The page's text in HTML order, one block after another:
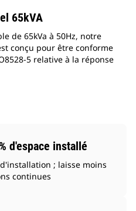
65kVA
de 65kVa à 50Hz, notre
conçu pour être conforme
5 relative à la réponse
d'espace installé
; laisse moins
continues